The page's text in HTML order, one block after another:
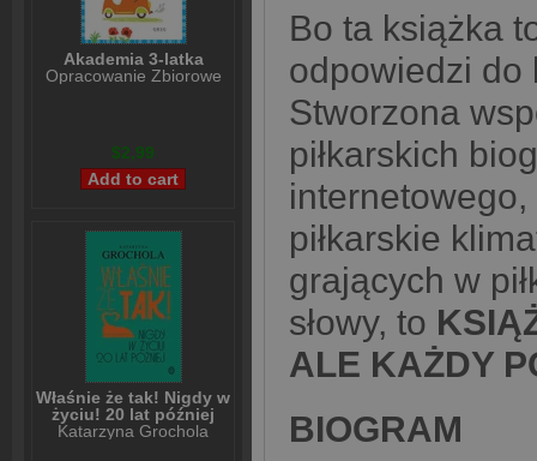
Akademia 3-latka
Opracowanie Zbiorowe
$2,99
Właśnie że tak! Nigdy w
życiu! 20 lat później
Katarzyna Grochola
Bo ta książka
odpowiedzi do
Stworzona
piłkarskich
piłkarskie
grających w
słowy, to
ALE KAŻDY
BIOGRAM